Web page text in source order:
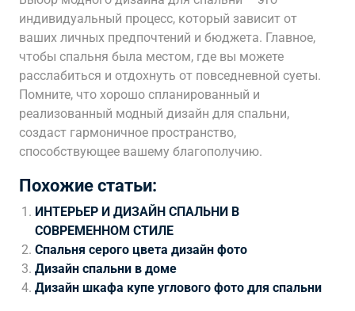
индивидуальный процесс, который зависит от
ваших личных предпочтений и бюджета. Главное,
чтобы спальня была местом, где вы можете
расслабиться и отдохнуть от повседневной суеты.
Помните, что хорошо спланированный и
реализованный модный дизайн для спальни,
создаст гармоничное пространство,
способствующее вашему благополучию.
Похожие статьи:
ИНТЕРЬЕР И ДИЗАЙН СПАЛЬНИ В
СОВРЕМЕННОМ СТИЛЕ
Спальня серого цвета дизайн фото
Дизайн спальни в доме
Дизайн шкафа купе углового фото для спальни